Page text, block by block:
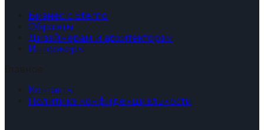
Бизнес с Eterno
Образцы
Дизайнерам и архитекторам
Интерьеры
Контакты
Политика конфиденциальности